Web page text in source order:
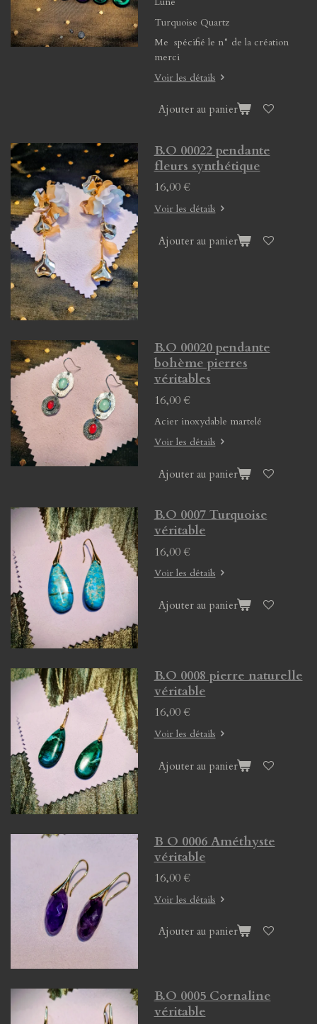
Turquoise Quartz
Me spécifié le n° de la création
merci
Voir les détails
Ajouter au panier
B.O 00022 pendante
fleurs synthétique
16,00 €
Voir les détails
Ajouter au panier
B.O 00020 pendante
bohème pierres
véritables
16,00 €
Acier inoxydable martelé
Voir les détails
Ajouter au panier
B.O 0007 Turquoise
véritable
16,00 €
Voir les détails
Ajouter au panier
B.O 0008 pierre naturelle
véritable
16,00 €
Voir les détails
Ajouter au panier
B O 0006 Améthyste
véritable
16,00 €
Voir les détails
Ajouter au panier
B.O 0005 Cornaline
véritable